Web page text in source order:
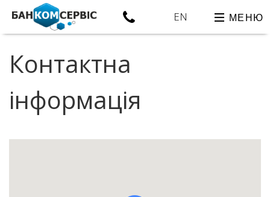
EN МЕНЮ
Контактна
інформація